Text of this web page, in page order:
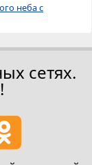
неба с
сетях.